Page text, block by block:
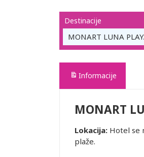
Destinacije
MONART LUNA
Informacije
MONART
Lokacija: Hotel se
plaže.